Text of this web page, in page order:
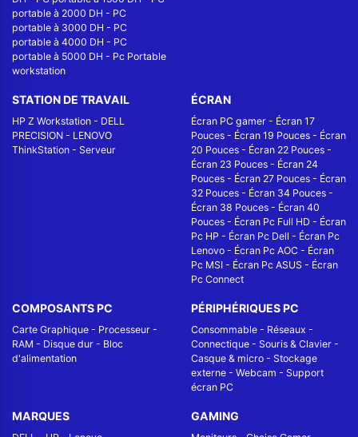
portable à 2000 DH - PC
portable à 3000 DH - PC
portable à 4000 DH - PC
portable à 5000 DH - Pc Portable
workstation
STATION DE TRAVAIL
HP Z Workstation - DELL
PRECISION - LENOVO
ThinkStation - Serveur
ÉCRAN
Écran PC gamer - Écran 17
Pouces - Écran 19 Pouces - Écran
20 Pouces - Écran 22 Pouces -
Écran 23 Pouces - Écran 24
Pouces - Écran 27 Pouces - Écran
32 Pouces - Écran 34 Pouces -
Écran 38 Pouces - Écran 40
Pouces - Écran Pc Full HD - Écran
Pc HP - Écran Pc Dell - Écran Pc
Lenovo - Écran Pc AOC - Écran
Pc MSI - Écran Pc ASUS - Écran
Pc Connect
COMPOSANTS PC
Carte Graphique - Processeur -
RAM - Disque dur - Bloc
d'alimentation
PÉRIPHÉRIQUES PC
Consommable - Réseaux -
Connectique - Souris & Clavier -
Casque & micro - Stockage
externe - Webcam - Support
écran PC
MARQUES GAMING